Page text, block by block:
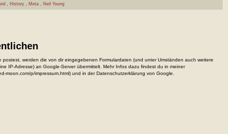
History Meta Neil Young
postest, werden die von dir eingegebenen Formulardaten (und unter Umständen auch weitere
IP-Adresse) an Google-Server übermittelt. Mehr Infos dazu findest du in meiner
moon.com/p/impressum.html) und in der Datenschutzerklärung von Google.